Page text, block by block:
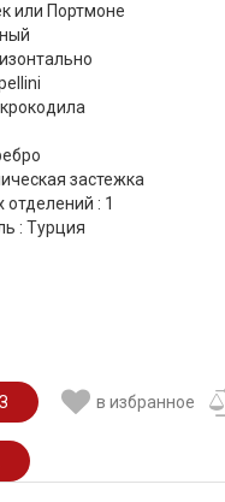
или Портмоне
застежка
отделений : 1
: Турция
в избранное